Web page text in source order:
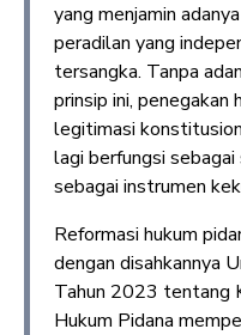
yang menjamin
peradilan yang
tersangka. Tanpa
prinsip ini, penegakan
legitimasi
lagi berfungsi sebagai
sebagai instrumen
Reformasi hukum
dengan disahkannya
Tahun 2023 tentang
Hukum Pidana